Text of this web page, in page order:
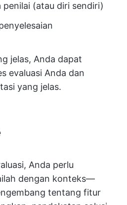
penilai (atau diri sendiri)
jelas, Anda dapat
evaluasi Anda dan
yang jelas.
Anda perlu
dengan konteks—
tentang fitur